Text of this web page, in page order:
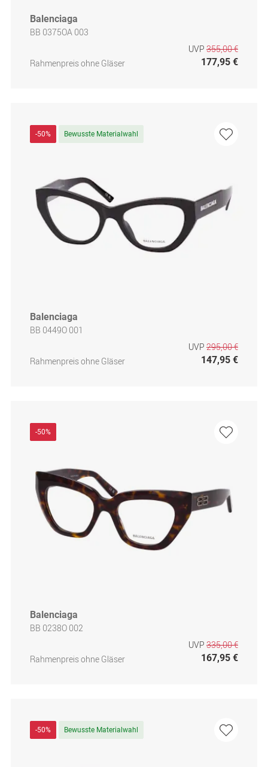
Balenciaga
BB 0375OA 003
Rahmenpreis ohne Gläser
UVP 355,00 €
177,95 €
-50% Bewusste Materialwahl
Balenciaga
BB 0449O 001
Rahmenpreis ohne Gläser
UVP 295,00 €
147,95 €
-50%
Balenciaga
BB 0238O 002
Rahmenpreis ohne Gläser
UVP 335,00 €
167,95 €
-50% Bewusste Materialwahl